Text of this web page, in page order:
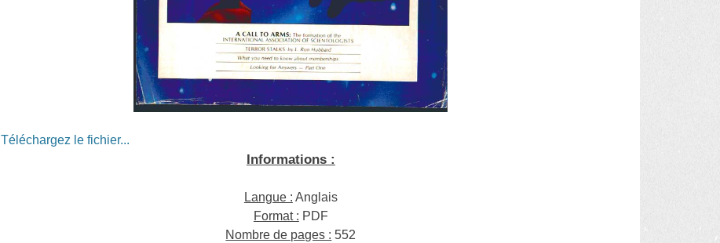
Téléchargez le fichier...
Informations :
Langue : Anglais
Format : PDF
Nombre de pages : 552